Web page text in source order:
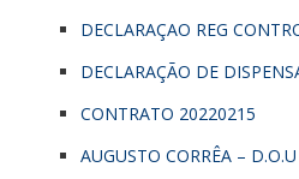
DECLARAÇAO REG
DECLARAÇÃO DE
CONTRATO 20220215
AUGUSTO CORRÊA –